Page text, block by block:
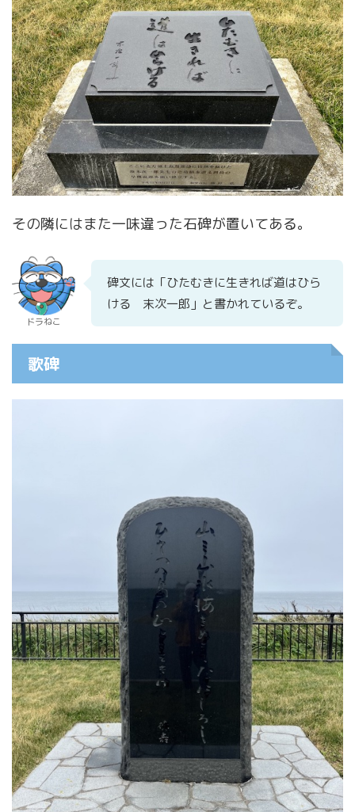
その隣にはまた一味違った石碑が置いてある。
ドラねこ
碑文には「ひたむきに生きれば道はひら
ける 末次一郎」と書かれているぞ。
歌碑